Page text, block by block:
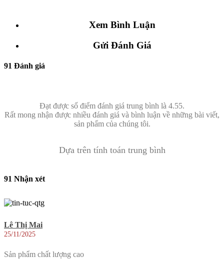
Xem Bình Luận
Gửi Đánh Giá
91 Đánh giá
Đạt được số điểm đánh giá trung bình là 4.55.
Rất mong nhận được nhiều đánh giá và bình luận về những bài viết,
sản phẩm của chúng tôi.
Dựa trên tính toán trung bình
91 Nhận xét
Lê Thị Mai
25/11/2025
Sản phẩm chất lượng cao